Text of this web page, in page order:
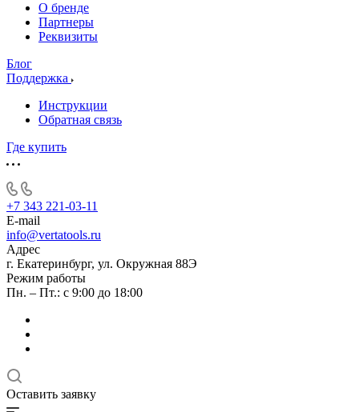
О бренде
Партнеры
Реквизиты
Блог
Поддержка
Инструкции
Обратная связь
Где купить
+7 343 221-03-11
E-mail
info@vertatools.ru
Адрес
г. Екатеринбург, ул. Окружная 88Э
Режим работы
Пн. – Пт.: с 9:00 до 18:00
Оставить заявку